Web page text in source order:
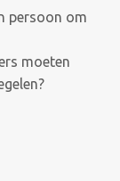
persoon om
moeten